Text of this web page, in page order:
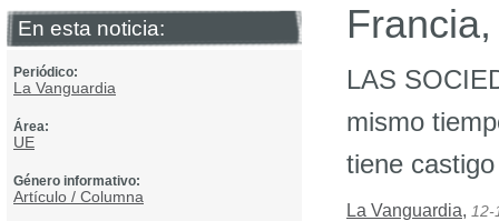
En esta noticia:
Periódico:
La Vanguardia
Área:
UE
Género informativo:
Artículo / Columna
LAS
mismo
tiene castigo
La Vanguardia, 12-